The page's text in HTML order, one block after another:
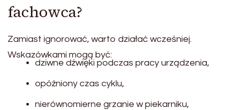
fachowca?
Zamiast ignorować, warto działać wcześniej.
Wskazówkami mogą być:
dziwne dźwięki podczas pracy urządzenia,
opóźniony czas cyklu,
nierównomierne grzanie w piekarniku,